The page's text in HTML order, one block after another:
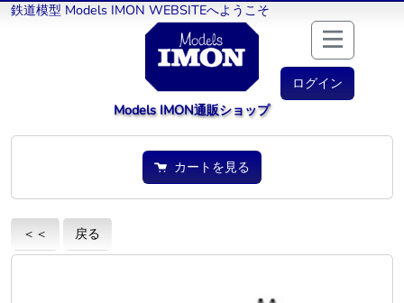
鉄道模型 Models IMON WEBSITEへようこそ
ログイン
Models IMON通販ショップ
カートを見る
＜＜ 戻る